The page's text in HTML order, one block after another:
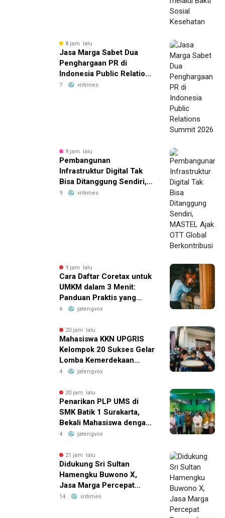
8 jam lalu
Jasa Marga Sabet Dua
Penghargaan PR di
Indonesia Public Relations
Summit 2026
7 vritimes
9 jam lalu
Pembangunan
Infrastruktur Digital Tak
Bisa Ditanggung Sendiri,
MASTEL Ajak OTT Global
9 vritimes
9 jam lalu
Cara Daftar Coretax untuk
UMKM dalam 3 Menit:
Panduan Praktis yang
Bikin Bisnis Anda Lebih
6 jatengvox
20 jam lalu
Mahasiswa KKN UPGRIS
Kelompok 20 Sukses Gelar
Lomba Kemerdekaan
Penuh Ceria di Kranggan
4 jatengvox
20 jam lalu
Penarikan PLP UMS di
SMK Batik 1 Surakarta,
Bekali Mahasiswa dengan
Pengalaman Nyata Dunia
4 jatengvox
21 jam lalu
Didukung Sri Sultan
Hamengku Buwono X,
Jasa Marga Percepat
Pengembangan Akses
14 vritimes